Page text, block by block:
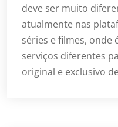
deve ser muito
atualmente nas
séries e filmes, onde
serviços diferentes
original e exclusivo